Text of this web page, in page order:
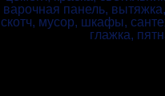
варочная панель,
скотч, мусор, шкафы,
глажка,